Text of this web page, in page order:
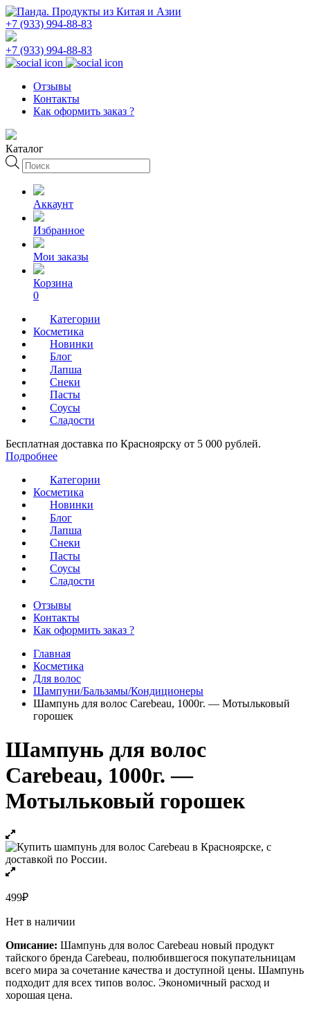
+7 (933) 994-88-83
+7 (933) 994-88-83
Отзывы
Контакты
Как оформить заказ ?
Каталог
Поиск
товаров
Аккаунт
Избранное
Мои заказы
Корзина
0
Категории
Косметика
Новинки
Блог
Лапша
Снеки
Пасты
Соусы
Сладости
Бесплатная доставка по Красноярску от 5 000 рублей.
Подробнее
Категории
Косметика
Новинки
Блог
Лапша
Снеки
Пасты
Соусы
Сладости
Отзывы
Контакты
Как оформить заказ ?
Главная
Косметика
Для волос
Шампуни/Бальзамы/Кондиционеры
Шампунь для волос Carebeau, 1000г. — Мотыльковый
горошек
Шампунь для волос
Carebeau, 1000г. —
Мотыльковый горошек
499₽
Нет в наличии
Описание: Шампунь для волос Carebeau новый продукт
тайского бренда Carebeau, полюбившегося покупательницам
всего мира за сочетание качества и доступной цены. Шампунь
подходит для всех типов волос. Экономичный расход и
хорошая цена.